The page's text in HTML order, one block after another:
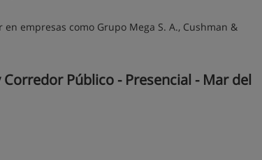
empresas como Grupo Mega S. A., Cushman &
Público - Presencial - Mar del